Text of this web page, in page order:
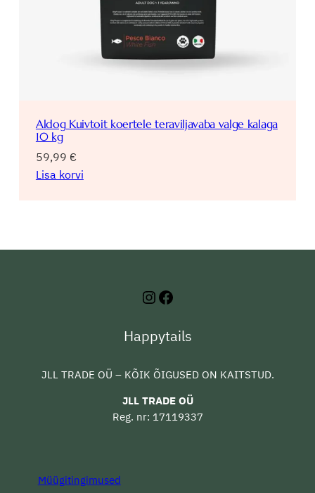
Aldog Kuivtoit koertele teraviljavaba valge kalaga
10 kg
59,99 €
Lisa korvi
Instagram
Facebook
Happytails
JLL TRADE OÜ – KÕIK ÕIGUSED ON KAITSTUD.
JLL TRADE OÜ
Reg. nr: 17119337
Müügitingimused